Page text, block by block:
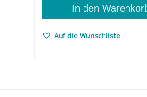
–
In den
Auf die Wunschliste